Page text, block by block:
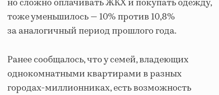
но сложно оплачивать ЖКХ и покупать одежду,
тоже уменьшилось — 10% против 10,8%
за аналогичный период прошлого года.
Ранее сообщалось, что у семей, владеющих
однокомнатными квартирами в разных
городах-миллионниках, есть возможность